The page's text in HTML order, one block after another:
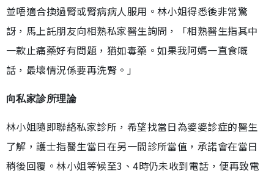
並唔適合換過腎或腎病病人服用。林小姐得悉後非常驚
訝，馬上託朋友向相熟私家醫生詢問，「相熟醫生指其中
一款止痛藥好有問題，猶如毒藥。如果我阿媽一直食嘅
話，最壞情況係要再洗腎。」
向私家診所理論
林小姐隨即聯絡私家診所，希望找當日為婆婆診症的醫生
了解，護士指醫生當日在另一間診所當值，承諾會在當日
稍後回覆。林小姐等候至3、4時仍未收到電話，便再致電